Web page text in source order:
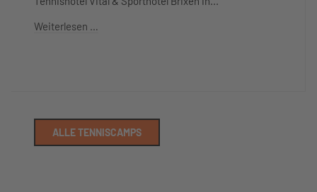
Weiterlesen …
ALLE TENNISCAMPS